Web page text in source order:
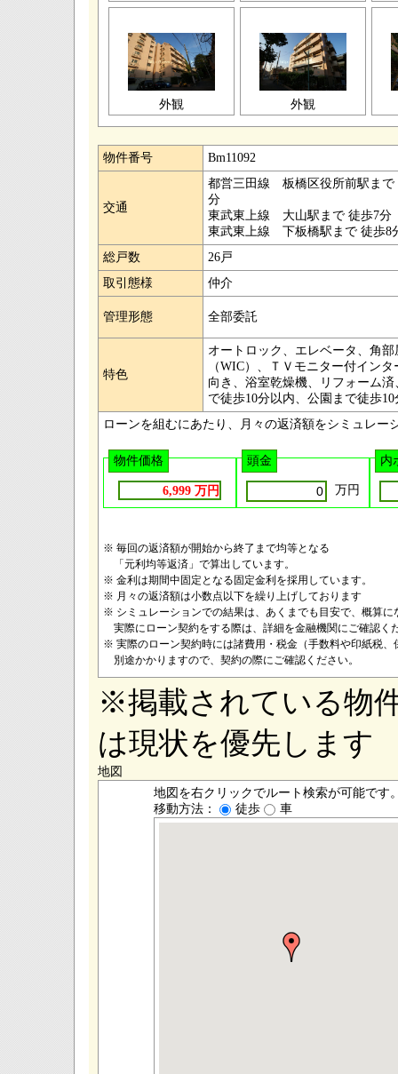
外観 外観
物件番号 Bm11092
交通
都営三田線 板橋区役所前駅まで
分
東武東上線 大山駅まで 徒歩7分
東武東上線 下板橋駅まで 徒歩8
総戸数
26戸
取引態様
仲介
管理形態 全部委託
特色
オートロック、エレベータ、角
（WIC）、ＴＶモニター付イン
向き、浴室乾燥機、リフォーム
で徒歩10分以内、公園まで徒歩
ローンを組むにあたり、月々の返済額をシミュレー
物件価格
6,999 万円
頭金
万円
内
※ 毎回の返済額が開始から終了まで均等となる
「元利均等返済」で算出しています。
※ 金利は期間中固定となる固定金利を採用しています。
※ 月々の返済額は小数点以下を繰り上げしております
※ シミュレーションでの結果は、あくまでも目安で、概算に
実際にローン契約をする際は、詳細を金融機関にご確認く
※ 実際のローン契約時には諸費用・税金（手数料や印紙税、
別途かかりますので、契約の際にご確認ください。
※掲載されている物
は現状を優先します
地図
地図を右クリックでルート検索が可能です
移動方法：
徒歩 車